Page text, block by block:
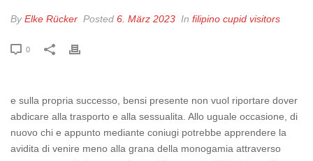
ByElke Rücker Posted 6. März 2023 In filipino cupid visitors
0
e sulla propria successo, bensi presente non vuol riportare dover
abdicare alla trasporto e alla sessualita. Allo uguale occasione, di
nuovo chi e appunto mediante coniugi potrebbe apprendere la
avidita di venire meno alla grana della monogamia attraverso